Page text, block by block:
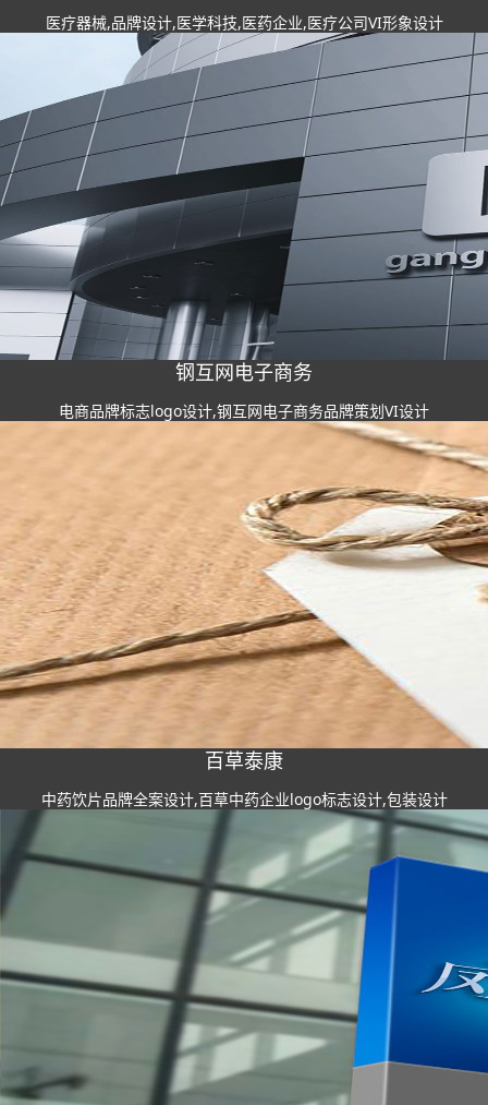
医疗器械,品牌设计,医学科技,医药企业,医疗公司VI形象设计
钢互网电子商务
电商品牌标志logo设计,钢互网电子商务品牌策划VI设计
百草泰康
中药饮片品牌全案设计,百草中药企业logo标志设计,包装设计